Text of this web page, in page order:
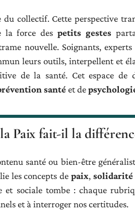
collectif. Cette perspective
la force despetits gestes
nouvelle. Soignants,
leurs outils, interpellent et
de la santé. Cet espace de
santéet de
Paix fait-il la
santé ou bien-être
les concepts de paix, solidarité
et sociale tombe : chaque
et à interroger nos certitudes.